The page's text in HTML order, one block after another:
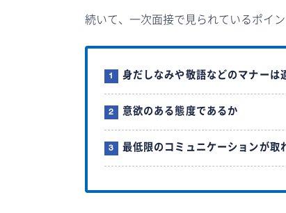
続いて、一次面接で見られているポイン
身だしなみや敬語などのマナーは
意欲のある態度であるか
最低限のコミュニケーションが取